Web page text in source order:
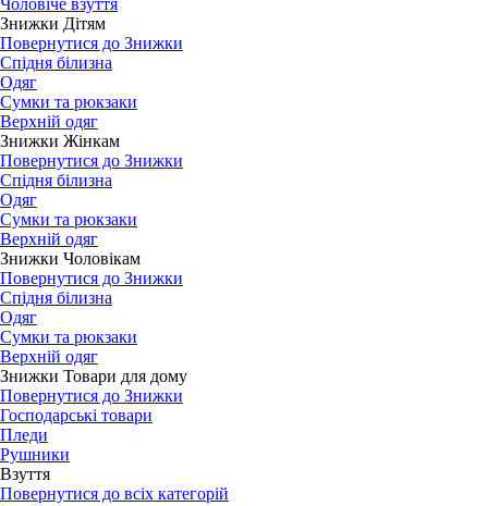
Чоловіче взуття
Знижки Дітям
Повернутися до Знижки
Спідня білизна
Одяг
Сумки та рюкзаки
Верхній одяг
Знижки Жінкам
Повернутися до Знижки
Спідня білизна
Одяг
Сумки та рюкзаки
Верхній одяг
Знижки Чоловікам
Повернутися до Знижки
Спідня білизна
Одяг
Сумки та рюкзаки
Верхній одяг
Знижки Товари для дому
Повернутися до Знижки
Господарські товари
Пледи
Рушники
Взуття
Повернутися до всіх категорій